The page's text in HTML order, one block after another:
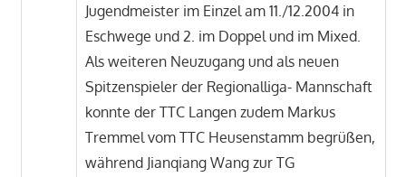
Jugendmeister im Einzel am 11./12.2004 in
Eschwege und 2. im Doppel und im Mixed.
Als weiteren Neuzugang und als neuen
Spitzenspieler der Regionalliga- Mannschaft
konnte der TTC Langen zudem Markus
Tremmel vom TTC Heusenstamm begrüßen,
während Jianqiang Wang zur TG